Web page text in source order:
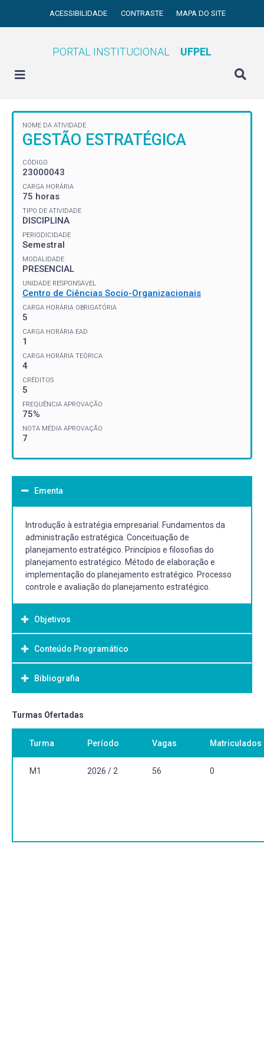
ACESSIBILIDADE CONTRASTE MAPA DO SITE
PORTAL INSTITUCIONAL UFPEL
NOME DA ATIVIDADE
GESTÃO ESTRATÉGICA
CÓDIGO
23000043
CARGA HORÁRIA
75 horas
TIPO DE ATIVIDADE
DISCIPLINA
PERIODICIDADE
Semestral
MODALIDADE
PRESENCIAL
UNIDADE RESPONSÁVEL
Centro de Ciências Socio-Organizacionais
CARGA HORÁRIA OBRIGATÓRIA
5
CARGA HORÁRIA EAD
1
CARGA HORÁRIA TEÓRICA
4
CRÉDITOS
5
FREQUÊNCIA APROVAÇÃO
75%
NOTA MÉDIA APROVAÇÃO
7
Ementa
Introdução à estratégia empresarial. Fundamentos da
administração estratégica. Conceituação de
planejamento estratégico. Princípios e filosofias do
planejamento estratégico. Método de elaboração e
implementação do planejamento estratégico. Processo
controle e avaliação do planejamento estratégico.
Objetivos
Objetivo Geral:
Proporcionar aos alunos conhecimentos acerca das
origens e evolução do planejamento; os conceitos básicos
e controle.
Conteúdo Programático
Bibliografia
Bibliografia Básica:
CERTO, Samuel C; PETER, J. Paul. Administração
estratégica: planejamento e implantação de estratégias.
3. ed. São Paulo: Pearson Education do Brasil, 2010. 321 p.
ISBN 9788576058120. Número de Chamada: 658.4012
OLIVEIRA, Djalma de Pinho Rebouças de. Planejamento
Turmas Ofertadas
Turma Período Vagas Matriculados
M1 2026 / 2 56 0